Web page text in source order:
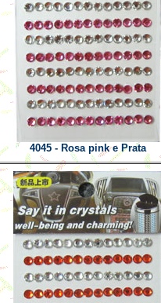
4045 - Rosa pink e Prata